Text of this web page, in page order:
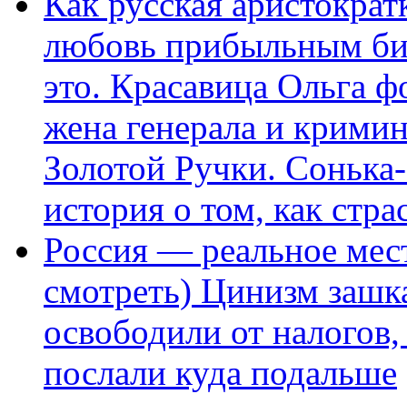
любовь прибыльным
это. Красавица Ольга
жена генерала и
Золотой Ручки.
история о том, как
Россия — реальное
смотреть) Цинизм
освободили от
послали куда подальше